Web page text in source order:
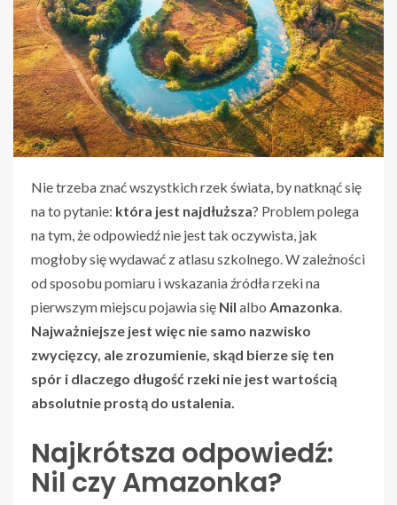
Nie trzeba znać wszystkich rzek świata, by natknąć się
na to pytanie: która jest najdłuższa? Problem polega
na tym, że odpowiedź nie jest tak oczywista, jak
mogłoby się wydawać z atlasu szkolnego. W zależności
od sposobu pomiaru i wskazania źródła rzeki na
pierwszym miejscu pojawia się Nil albo Amazonka.
Najważniejsze jest więc nie samo nazwisko
zwycięzcy, ale zrozumienie, skąd bierze się ten
spór i dlaczego długość rzeki nie jest wartością
absolutnie prostą do ustalenia.
Najkrótsza odpowiedź:
Nil czy Amazonka?